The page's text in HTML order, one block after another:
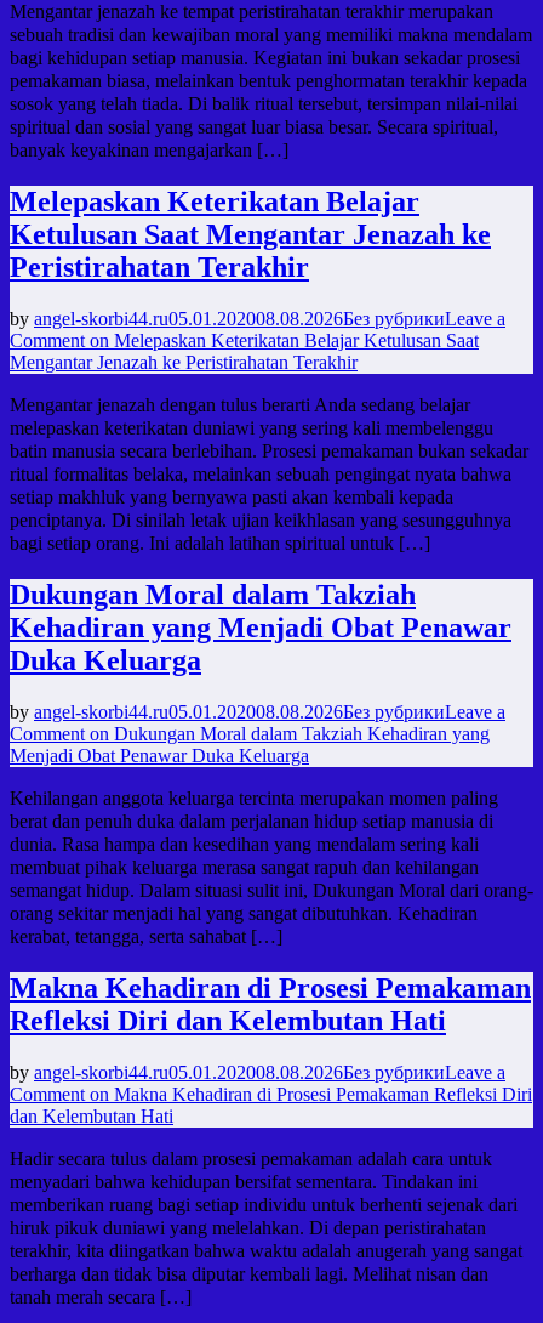
Mengantar jenazah ke tempat peristirahatan terakhir merupakan
sebuah tradisi dan kewajiban moral yang memiliki makna mendalam
bagi kehidupan setiap manusia. Kegiatan ini bukan sekadar prosesi
pemakaman biasa, melainkan bentuk penghormatan terakhir kepada
sosok yang telah tiada. Di balik ritual tersebut, tersimpan nilai-nilai
spiritual dan sosial yang sangat luar biasa besar. Secara spiritual,
banyak keyakinan mengajarkan […]
Melepaskan Keterikatan Belajar
Ketulusan Saat Mengantar Jenazah ke
Peristirahatan Terakhir
by angel-skorbi44.ru05.01.202008.08.2026Без рубрикиLeave a
Comment on Melepaskan Keterikatan Belajar Ketulusan Saat
Mengantar Jenazah ke Peristirahatan Terakhir
Mengantar jenazah dengan tulus berarti Anda sedang belajar
melepaskan keterikatan duniawi yang sering kali membelenggu
batin manusia secara berlebihan. Prosesi pemakaman bukan sekadar
ritual formalitas belaka, melainkan sebuah pengingat nyata bahwa
setiap makhluk yang bernyawa pasti akan kembali kepada
penciptanya. Di sinilah letak ujian keikhlasan yang sesungguhnya
bagi setiap orang. Ini adalah latihan spiritual untuk […]
Dukungan Moral dalam Takziah
Kehadiran yang Menjadi Obat Penawar
Duka Keluarga
by angel-skorbi44.ru05.01.202008.08.2026Без рубрикиLeave a
Comment on Dukungan Moral dalam Takziah Kehadiran yang
Menjadi Obat Penawar Duka Keluarga
Kehilangan anggota keluarga tercinta merupakan momen paling
berat dan penuh duka dalam perjalanan hidup setiap manusia di
dunia. Rasa hampa dan kesedihan yang mendalam sering kali
membuat pihak keluarga merasa sangat rapuh dan kehilangan
semangat hidup. Dalam situasi sulit ini, Dukungan Moral dari orang-
orang sekitar menjadi hal yang sangat dibutuhkan. Kehadiran
kerabat, tetangga, serta sahabat […]
Makna Kehadiran di Prosesi Pemakaman
Refleksi Diri dan Kelembutan Hati
by angel-skorbi44.ru05.01.202008.08.2026Без рубрикиLeave a
Comment on Makna Kehadiran di Prosesi Pemakaman Refleksi Diri
dan Kelembutan Hati
Hadir secara tulus dalam prosesi pemakaman adalah cara untuk
menyadari bahwa kehidupan bersifat sementara. Tindakan ini
memberikan ruang bagi setiap individu untuk berhenti sejenak dari
hiruk pikuk duniawi yang melelahkan. Di depan peristirahatan
terakhir, kita diingatkan bahwa waktu adalah anugerah yang sangat
berharga dan tidak bisa diputar kembali lagi. Melihat nisan dan
tanah merah secara […]